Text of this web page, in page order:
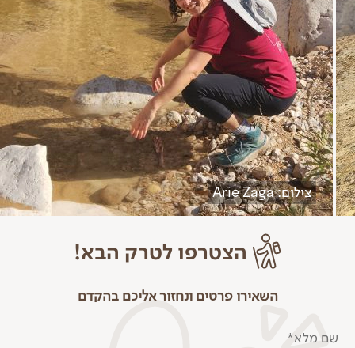
צילום: Arie Zaga
הצטרפו לטרק הבא!
השאירו פרטים ונחזור אליכם בהקדם
שם מלא*